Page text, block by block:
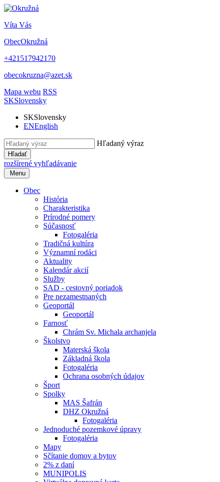
Víta Vás
ObecOkružná
+421517942170
obecokruzna@azet.sk
Mapa webu RSS
SKSlovensky
SKSlovensky
ENEnglish
Hľadaný výraz
Hľadať
rozšírené vyhľadávanie
Menu
Obec
História
Charakteristika
Prírodné pomery
Súčasnosť
Fotogaléria
Tradičná kultúra
Významní rodáci
Aktuality
Kalendár akcií
Služby
SAD - cestovný poriadok
Pre nezamestnaných
Geoportál
Geoportál
Farnosť
Chrám Sv. Michala archanjela
Školstvo
Materská škola
Základná škola
Fotogaléria
Ochrana osobných údajov
Šport
Spolky
MAS Šafrán
DHZ Okružná
Fotogaléria
Jednoduché pozemkové úpravy
Fotogaléria
Mapy
Sčítanie domov a bytov
2% z daní
MUNIPOLIS